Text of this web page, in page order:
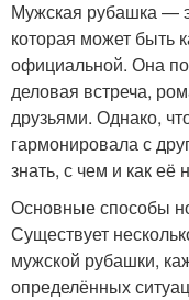
Мужская рубашка —
которая может быть
официальной. Она
деловая встреча,
друзьями. Однако,
гармонировала с
знать, с чем и как её
Основные способы
Существует
мужской рубашки,
определённых